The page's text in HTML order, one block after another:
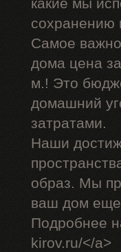
какие мы
сохранению
Самое
дома цена
м.! Это
домашний
затратами.
Наши
образ. Мы
ваш дом еще
Подробнее
kirov.ru/</a>